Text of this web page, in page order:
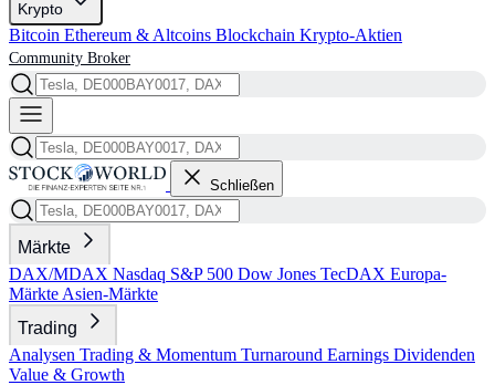
Krypto
Bitcoin Ethereum & Altcoins Blockchain Krypto-Aktien
Community Broker
Schließen
Märkte
DAX/MDAX Nasdaq S&P 500 Dow Jones TecDAX Europa-
Märkte Asien-Märkte
Trading
Analysen Trading & Momentum Turnaround Earnings Dividenden
Value & Growth